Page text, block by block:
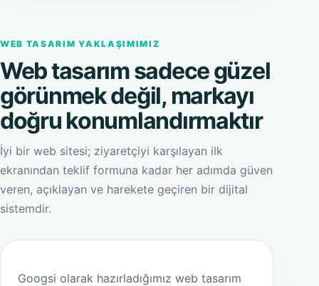
WEB TASARIM YAKLAŞIMIMIZ
Web tasarım sadece güzel
görünmek değil, markayı
doğru konumlandırmaktır
İyi bir web sitesi; ziyaretçiyi karşılayan ilk
ekranından teklif formuna kadar her adımda güven
veren, açıklayan ve harekete geçiren bir dijital
sistemdir.
Googsi olarak hazırladığımız web tasarım